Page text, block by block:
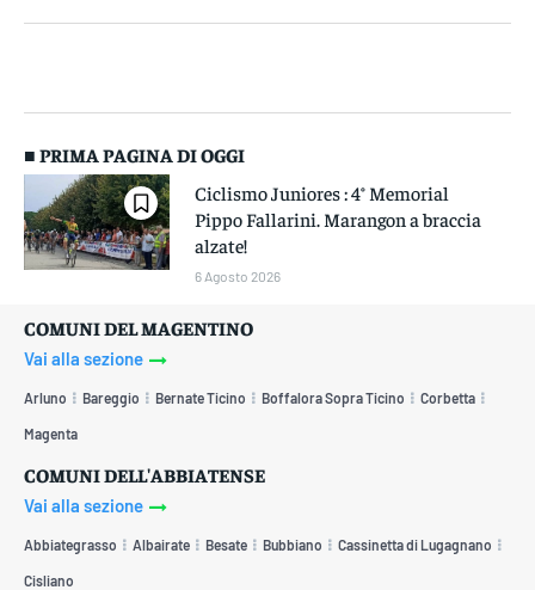
■ PRIMA PAGINA DI OGGI
Ciclismo Juniores : 4° Memorial
Pippo Fallarini. Marangon a braccia
alzate!
6 Agosto 2026
COMUNI DEL MAGENTINO
Vai alla sezione
Arluno Bareggio Bernate Ticino Boffalora Sopra Ticino Corbetta
Magenta
COMUNI DELL'ABBIATENSE
Vai alla sezione
Abbiategrasso Albairate Besate Bubbiano Cassinetta di Lugagnano
Cisliano